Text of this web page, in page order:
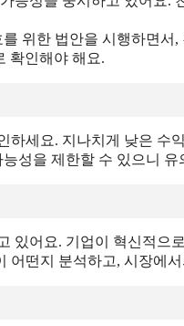
기업으로, 지속 가능성을
업은 태양광 발전 소스를
속해서 늘어나고 있습니다.
해야 해요. 이 요소들을
능성을 중시하고 있어요.